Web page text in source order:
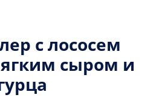
с лососем
сыром и